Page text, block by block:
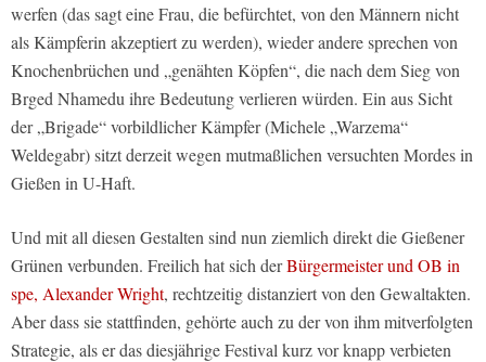
werfen (das sagt eine Frau, die befürchtet, von den Männern nicht
als Kämpferin akzeptiert zu werden), wieder andere sprechen von
Knochenbrüchen und „genähten Köpfen“, die nach dem Sieg von
Brged Nhamedu ihre Bedeutung verlieren würden. Ein aus Sicht
der „Brigade“ vorbildlicher Kämpfer (Michele „Warzema“
Weldegabr) sitzt derzeit wegen mutmaßlichen versuchten Mordes in
Gießen in U-Haft.
Und mit all diesen Gestalten sind nun ziemlich direkt die Gießener
Grünen verbunden. Freilich hat sich derBürgermeister und OB in
spe, Alexander Wright, rechtzeitig distanziert von den Gewaltakten.
Aber dass sie stattfinden, gehörte auch zu der von ihm mitverfolgten
Strategie, als er das diesjährige Festival kurz vor knapp verbieten